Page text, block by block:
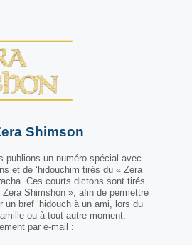
Shimson
publions un numéro spécial avec
et de ‘hidouchim tirés du « Zera
Ces courts dictons sont tirés
Shimshon », afin de permettre
un bref ‘hidouch à un ami, lors du
ou à tout autre moment.
par e-mail :